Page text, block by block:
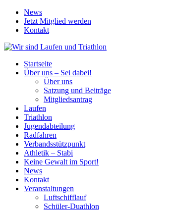
News
Jetzt Mitglied werden
Kontakt
Startseite
Über uns – Sei dabei!
Über uns
Satzung und Beiträge
Mitgliedsantrag
Laufen
Triathlon
Jugendabteilung
Radfahren
Verbandsstützpunkt
Athletik – Stabi
Keine Gewalt im Sport!
News
Kontakt
Veranstaltungen
Luftschifflauf
Schüler-Duathlon